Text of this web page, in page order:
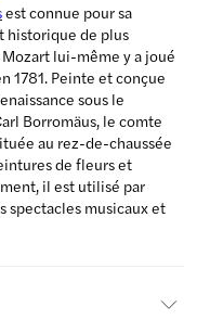
est connue pour sa
historique de plus
lui-même y a joué
1781. Peinte et conçue
sous le
Borromäus, le comte
au rez-de-chaussée
de fleurs et
il est utilisé par
spectacles musicaux et